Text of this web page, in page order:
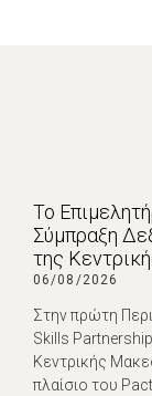
Το
Σύμπραξη
της
06/08/2026
Στην πρώτη
Skills
Κεντρικής
πλαίσιο του